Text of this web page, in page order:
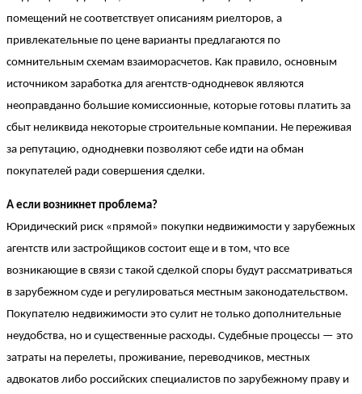
помещений не соответствует описаниям риелторов, а
привлекательные по цене варианты предлагаются по
сомнительным схемам взаиморасчетов. Как правило, основным
источником заработка для агентств-однодневок являются
неоправданно большие комиссионные, которые готовы платить за
сбыт неликвида некоторые строительные компании. Не переживая
за репутацию, однодневки позволяют себе идти на обман
покупателей ради совершения сделки.
А если возникнет проблема?
Юридический риск «прямой» покупки недвижимости у зарубежных
агентств или застройщиков состоит еще и в том, что все
возникающие в связи с такой сделкой споры будут рассматриваться
в зарубежном суде и регулироваться местным законодательством.
Покупателю недвижимости это сулит не только дополнительные
неудобства, но и существенные расходы. Судебные процессы — это
затраты на перелеты, проживание, переводчиков, местных
адвокатов либо российских специалистов по зарубежному праву и